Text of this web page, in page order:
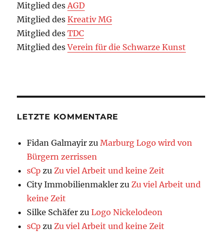
Mitglied desAGD
Mitglied desKreativ MG
Mitglied desTDC
Mitglied desVerein für die Schwarze Kunst
LETZTE KOMMENTARE
Fidan Galmayir zuMarburg Logo wird von
Bürgern zerrissen
sCp zuZu viel Arbeit und keine Zeit
City Immobilienmakler zuZu viel Arbeit und
keine Zeit
Silke Schäfer zuLogo Nickelodeon
sCp zuZu viel Arbeit und keine Zeit